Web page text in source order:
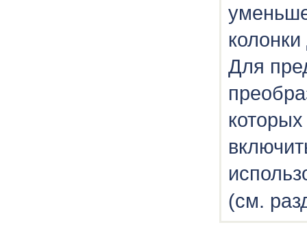
Для
(см.